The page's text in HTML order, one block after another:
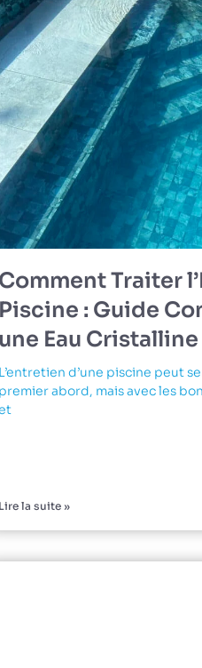
Comment Traiter
Piscine : Guide
une Eau Cristalline
L’entretien d’une piscine peut
premier abord, mais avec les
Lire la suite »